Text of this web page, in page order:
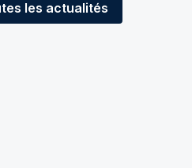
les actualités